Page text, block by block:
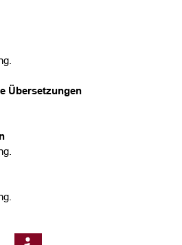
Übersetzungen